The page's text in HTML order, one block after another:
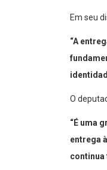
Em seu
“A
O
“É uma
entrega
continua